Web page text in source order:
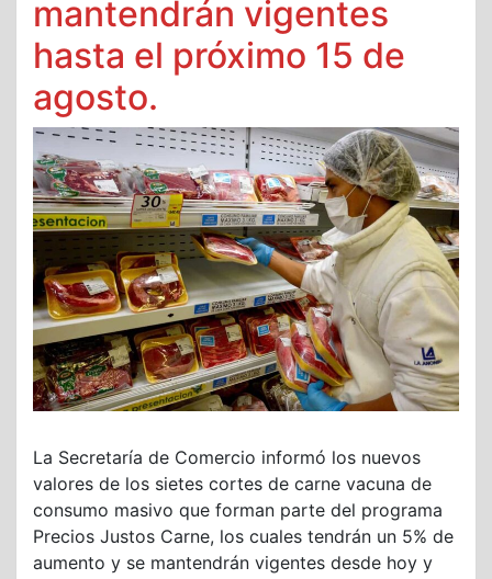
mantendrán vigentes
hasta el próximo 15 de
agosto.
La Secretaría de Comercio informó los nuevos
valores de los sietes cortes de carne vacuna de
consumo masivo que forman parte del programa
Precios Justos Carne, los cuales tendrán un 5% de
aumento y se mantendrán vigentes desde hoy y